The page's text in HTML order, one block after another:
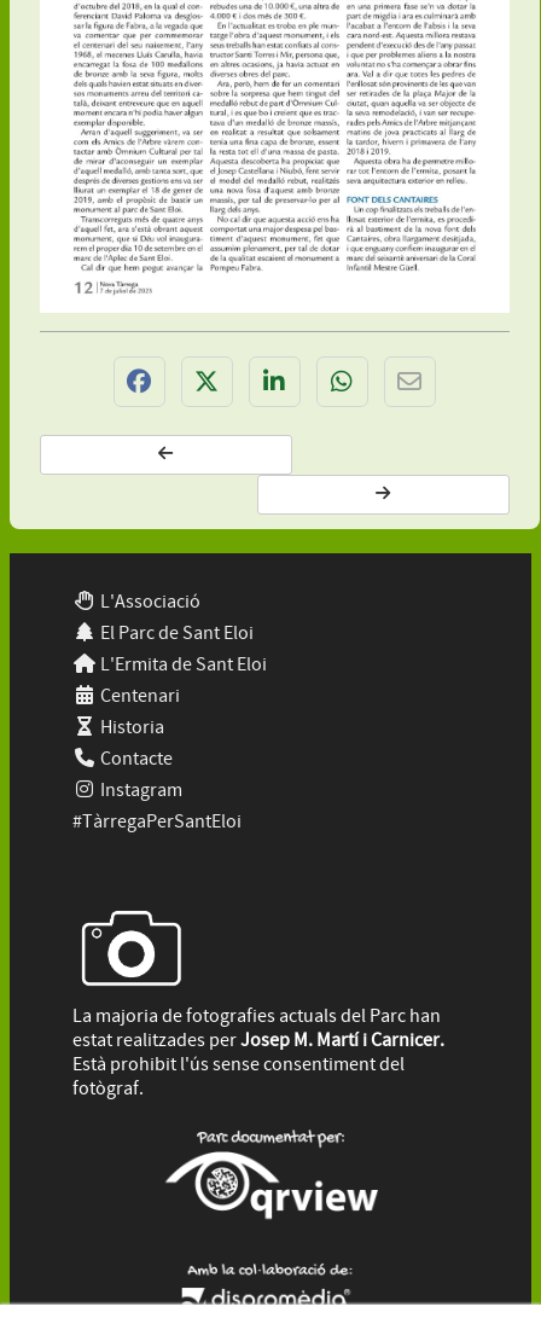
L'Associació
El Parc de Sant Eloi
L'Ermita de Sant Eloi
Centenari
Historia
Contacte
Instagram
#TàrregaPerSantEloi
La majoria de fotografies actuals del Parc han
estat realitzades perJosep M. Martí i Carnicer.
Està prohibit l'ús sense consentiment del
fotògraf.